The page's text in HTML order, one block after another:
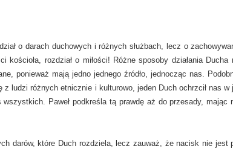
o darach duchowych i różnych służbach, lecz o
kościoła, rozdział o miłości! Różne sposoby działania Ducha
ponieważ mają jedno jednego źródło, jednocząc nas.
z ludzi różnych etnicznie i kulturowo, jeden Duch ochrzcił nas w
Paweł podkreśla tą prawdę aż do przesady, mając
darów, które Duch rozdziela, lecz zauważ, że nacisk nie jest